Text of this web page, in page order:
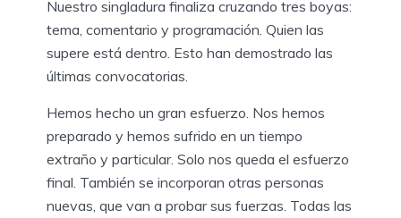
Nuestro singladura finaliza cruzando tres boyas:
tema, comentario y programación. Quien las
supere está dentro. Esto han demostrado las
últimas convocatorias.
Hemos hecho un gran esfuerzo. Nos hemos
preparado y hemos sufrido en un tiempo
extraño y particular. Solo nos queda el esfuerzo
final. También se incorporan otras personas
nuevas, que van a probar sus fuerzas. Todas las